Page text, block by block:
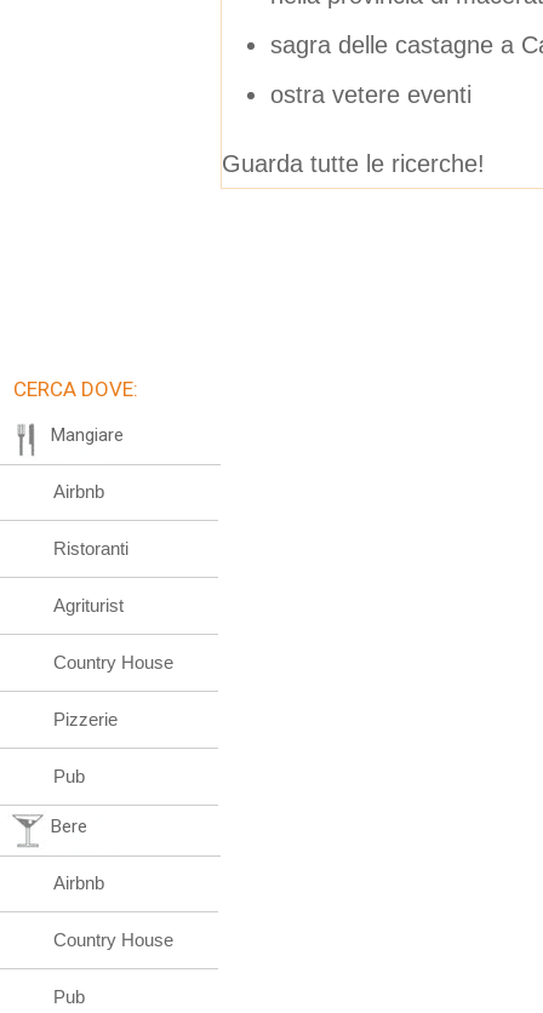
sagra delle castagne a
ostra vetere eventi
Guarda tutte le ricerche!
CERCA DOVE:
Mangiare
Airbnb
Ristoranti
Agriturist
Country House
Pizzerie
Pub
Bere
Airbnb
Country House
Pub